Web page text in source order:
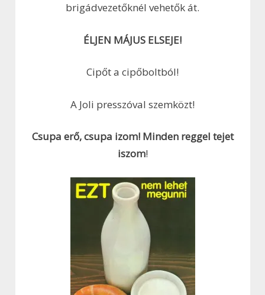
brigádvezetőknél vehetők át.
ÉLJEN MÁJUS ELSEJE!
Cipőt a cipőboltból!
A Joli presszóval szemközt!
Csupa erő, csupa izom! Minden reggel tejet
iszom!